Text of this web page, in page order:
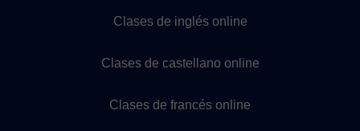
Clases de inglés online
Clases de castellano online
Clases de francés online